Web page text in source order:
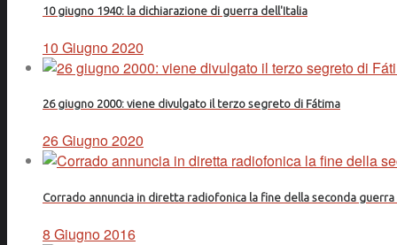
10 giugno 1940: la dichiarazione di guerra dell'Italia
10 Giugno 2020
26 giugno 2000: viene divulgato il terzo segreto di Fátima
26 Giugno 2020
Corrado annuncia in diretta radiofonica la fine della seconda
8 Giugno 2016